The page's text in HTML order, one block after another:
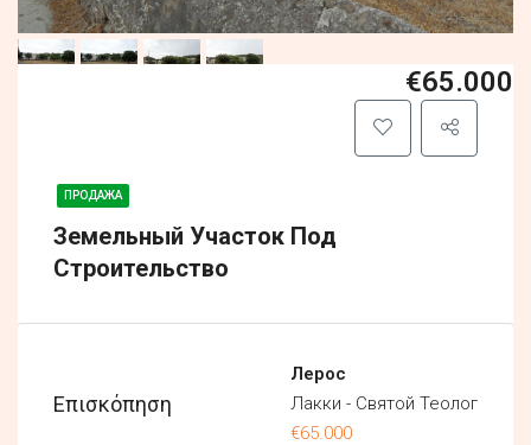
ПРОДАЖА
Земельный Участок Под
Строительство
€65.000
Επισκόπηση
Лерос
Лакки - Святой Теолог
€65.000